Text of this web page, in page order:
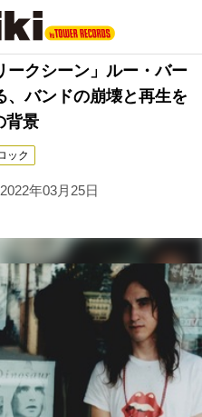
ークシーン」ルー・バー
、バンドの崩壊と再生を
背景
ック
2022年03月25日